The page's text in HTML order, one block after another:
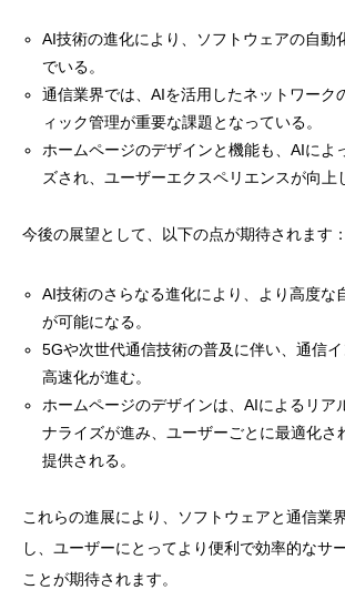
AI技術の進化により、ソフトウェアの自動
でいる。
通信業界では、AIを活用したネットワーク
ィック管理が重要な課題となっている。
ホームページのデザインと機能も、AIによ
ズされ、ユーザーエクスペリエンスが向上
今後の展望として、以下の点が期待されます：
AI技術のさらなる進化により、より高度な
が可能になる。
5Gや次世代通信技術の普及に伴い、通信
高速化が進む。
ホームページのデザインは、AIによるリア
ナライズが進み、ユーザーごとに最適化さ
提供される。
これらの進展により、ソフトウェアと通信業
し、ユーザーにとってより便利で効率的なサ
ことが期待されます。